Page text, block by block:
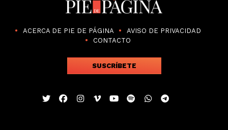
ACERCA DE PIE DE PÁGINA
AVISO DE PRIVACIDAD
CONTACTO
SUSCRÍBETE